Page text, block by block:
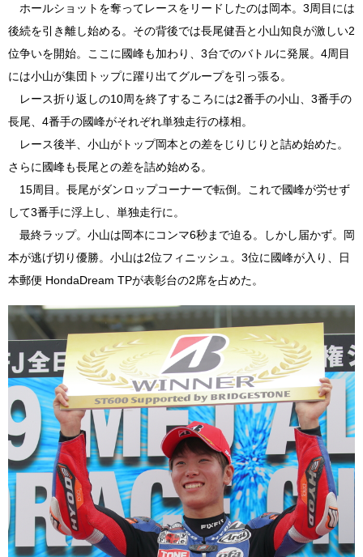
ホールショットを奪ってレースをリードしたのは岡本。3周目には
後続を引き離し始める。その背後では長尾健吾と小山知良が激しい2
位争いを開始。ここに國峰も加わり、3台でのバトルに発展。4周目
には小山が集団トップに躍り出てグループを引っ張る。
レース折り返しの10周を終了するころには2番手の小山、3番手の
長尾、4番手の國峰がそれぞれ単独走行の様相。
レース後半、小山がトップ岡本との差をじりじりと詰め始めた。
さらに國峰も長尾との差を詰め始める。
15周目。長尾がダンロップコーナーで転倒。これで國峰が労せず
して3番手に浮上し、単独走行に。
最終ラップ。小山は岡本にコンマ6秒まで迫る。しかし届かず。岡
本が逃げ切り優勝。小山は2位フィニッシュ。3位に國峰が入り、日
本郵便 HondaDream TPが表彰台の2席を占めた。